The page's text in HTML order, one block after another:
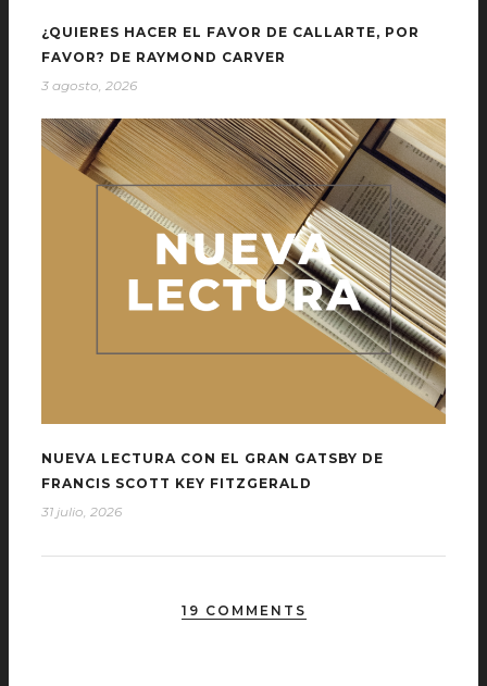
¿QUIERES HACER EL FAVOR DE CALLARTE, POR
FAVOR? DE RAYMOND CARVER
3 agosto, 2026
NUEVA LECTURA CON EL GRAN GATSBY DE
FRANCIS SCOTT KEY FITZGERALD
31 julio, 2026
19 COMMENTS